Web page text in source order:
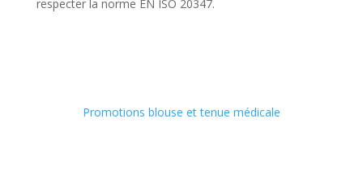
respecter la norme EN ISO 20347.
Promotions blouse et tenue médicale